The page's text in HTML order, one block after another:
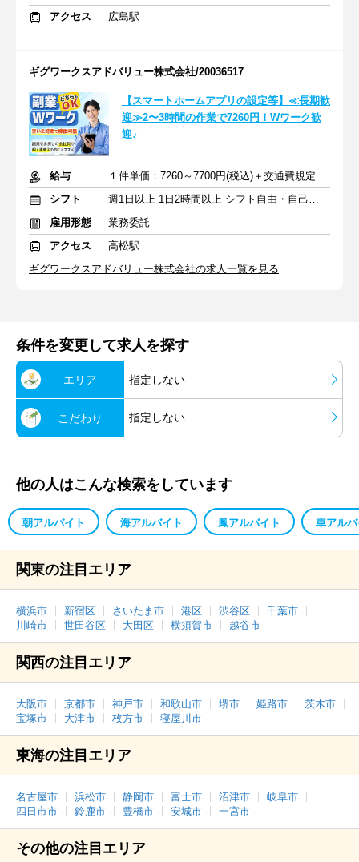
アクセス
広島駅
ギグワークスアドバリュー株式会社/20036517
【スマートホームアプリの設定等】≪長期歓
迎≫2〜3時間の作業で7260円！Wワーク歓
迎♪
給与
１件単価：7260～7700円(税込)＋交通費規定内支給
シフト
週1日以上 1日2時間以上 シフト自由・自己申告
雇用形態
業務委託
アクセス
高松駅
ギグワークスアドバリュー株式会社の求人一覧を見る
条件を変更して求人を探す
エリア 指定しない
こだわり 指定しない
他の人はこんな検索をしています
朝アルバイト 海アルバイト 鳳アルバイト 車アル
関東の注目エリア
横浜市 新宿区 さいたま市 港区 渋谷区
千葉市
川崎市
世田谷区 大田区 横須賀市 越谷市
関西の注目エリア
大阪市 京都市 神戸市 和歌山市 堺市 姫路市
茨木市
宝塚市
大津市 枚方市 寝屋川市
東海の注目エリア
名古屋市 浜松市 静岡市 富士市 沼津市
岐阜市
四日市市
鈴鹿市 豊橋市 安城市 一宮市
その他の注目エリア